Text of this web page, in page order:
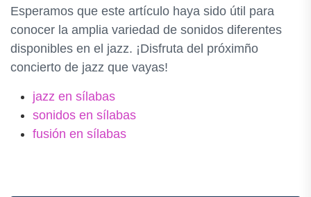
Esperamos que este artículo haya sido útil para
conocer la amplia variedad de sonidos diferentes
disponibles en el jazz. ¡Disfruta del próximño
concierto de jazz que vayas!
jazz en sílabas
sonidos en sílabas
fusión en sílabas